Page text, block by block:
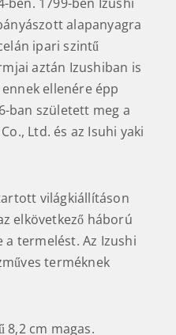
alapanyagra
ipari szintű
aztán Izushiban is
ellenére épp
ban született meg a
Ltd. és az Isuhi yaki
világkiállításon
elkövetkező háború
termelést. Az Izushi
terméknek
8,2 cm magas.